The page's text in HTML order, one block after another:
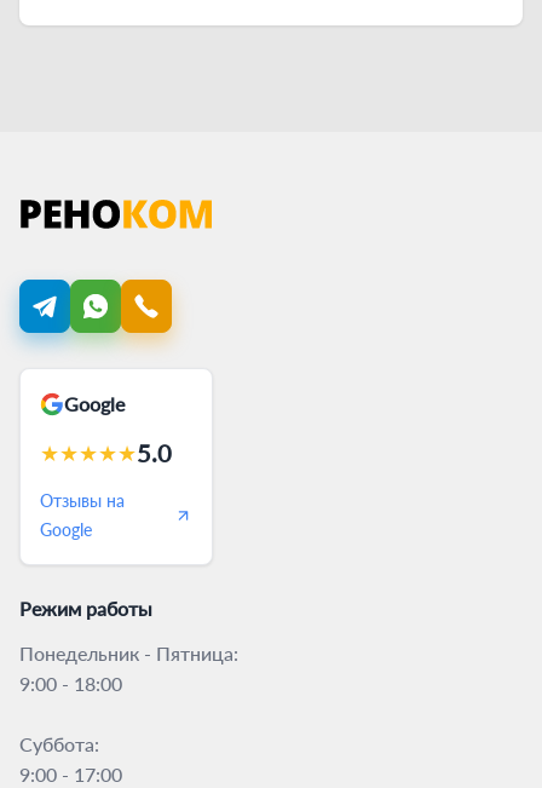
Google
★★★★★5.0
Отзывы на
Google
Режим работы
Понедельник - Пятница:
9:00 - 18:00
Суббота:
9:00 - 17:00